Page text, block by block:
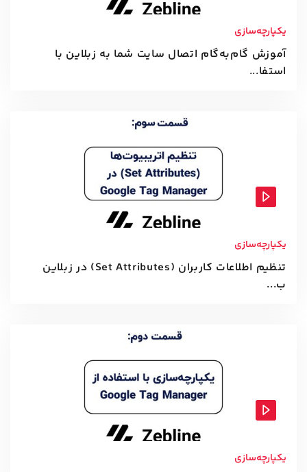
یکپارچه‌سازی
آموزش گام‌به‌گام اتصال سایت شما به زبلاین با
استفا...
یکپارچه‌سازی
تنظیم اطلاعات کاربران (Set Attributes) در زبلاین
ب...
یکپارچه‌سازی